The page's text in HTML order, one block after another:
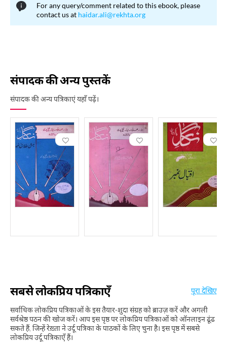
For any query/comment related to this ebook, please
contact us at haidar.ali@rekhta.org
संपादक की अन्य पुस्तकें
संपादक की अन्य पत्रिकाएं यहाँ पढ़ें।
सबसे लोकप्रिय पत्रिकाएँ
सर्वाधिक लोकप्रिय पत्रिकाओं के इस तैयार-शुदा संग्रह को ब्राउज़ करें और अगली
सर्वश्रेष्ठ पठन की खोज करें। आप इस पृष्ठ पर लोकप्रिय पत्रिकाओं को ऑनलाइन ढूंढ
सकते हैं, जिन्हें रेख़्ता ने उर्दू पत्रिका के पाठकों के लिए चुना है। इस पृष्ठ में सबसे
लोकप्रिय उर्दू पत्रिकाएँ हैं।
पूरा देखिए